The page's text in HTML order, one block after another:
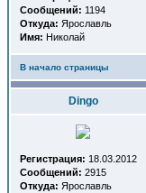
Сообщений: 1194
Откуда: Ярославль
Имя: Николай
В начало страницы
Dingo
Регистрация: 18.03.2012
Сообщений: 2915
Откуда: Ярославль